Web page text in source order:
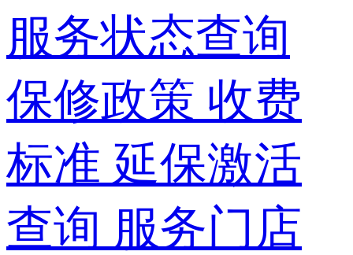
服务状态查询
保修政策 收费
标准 延保激活
查询 服务门店